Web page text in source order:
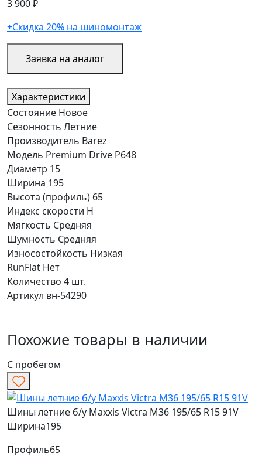
3 900 ₽
+Скидка 20% на шиномонтаж
Заявка на аналог
Характеристики
Состояние Новое
Сезонность Летние
Производитель Barez
Модель Premium Drive P648
Диаметр 15
Ширина 195
Высота (профиль) 65
Индекс скорости H
Мягкость Средняя
Шумность Средняя
Износостойкость Низкая
RunFlat Нет
Количество 4 шт.
Артикул вн-54290
Похожие товары в наличии
С пробегом
Шины летние б/у Maxxis Victra M36 195/65 R15 91V
Ширина195
Профиль65